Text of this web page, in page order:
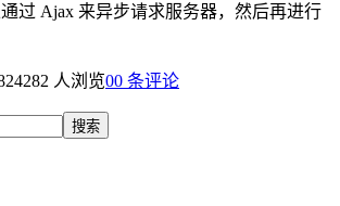
过 Ajax 来异步请求服务器，然后再进行
4282 人浏览00 条评论
搜索